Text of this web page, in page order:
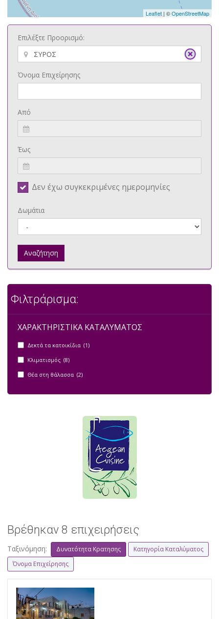
Leaflet | ©OpenStreetMap
Επιλέξτε Προορισμό:
Όνομα Επιχείρησης
Από
Έως
Δεν έχω συγκεκριμένες ημερομηνίες
Δωμάτια
Αναζήτηση
Φιλτράρισμα:
ΧΑΡΑΚΤΗΡΙΣΤΙΚΑ ΚΑΤΑΛΥΜΑΤΟΣ
Δεκτά τα κατοικίδια (1)
Κλιματισμός (8)
Θέα στη θάλασσα (2)
Βρέθηκαν 8 επιχειρήσεις
Ταξινόμηση: Δυνατότητα Κρατησης
Κατηγορία Καταλύματος
Όνομα Επιχείρησης